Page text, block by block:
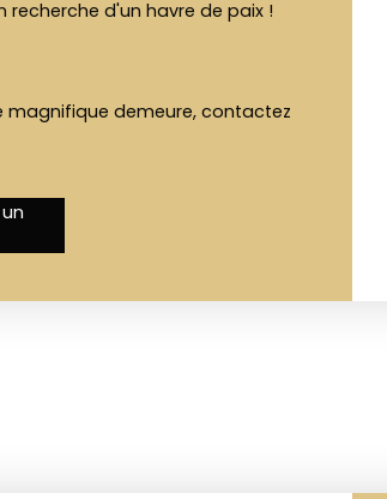
en recherche d'un havre de paix !
demeure, contactez